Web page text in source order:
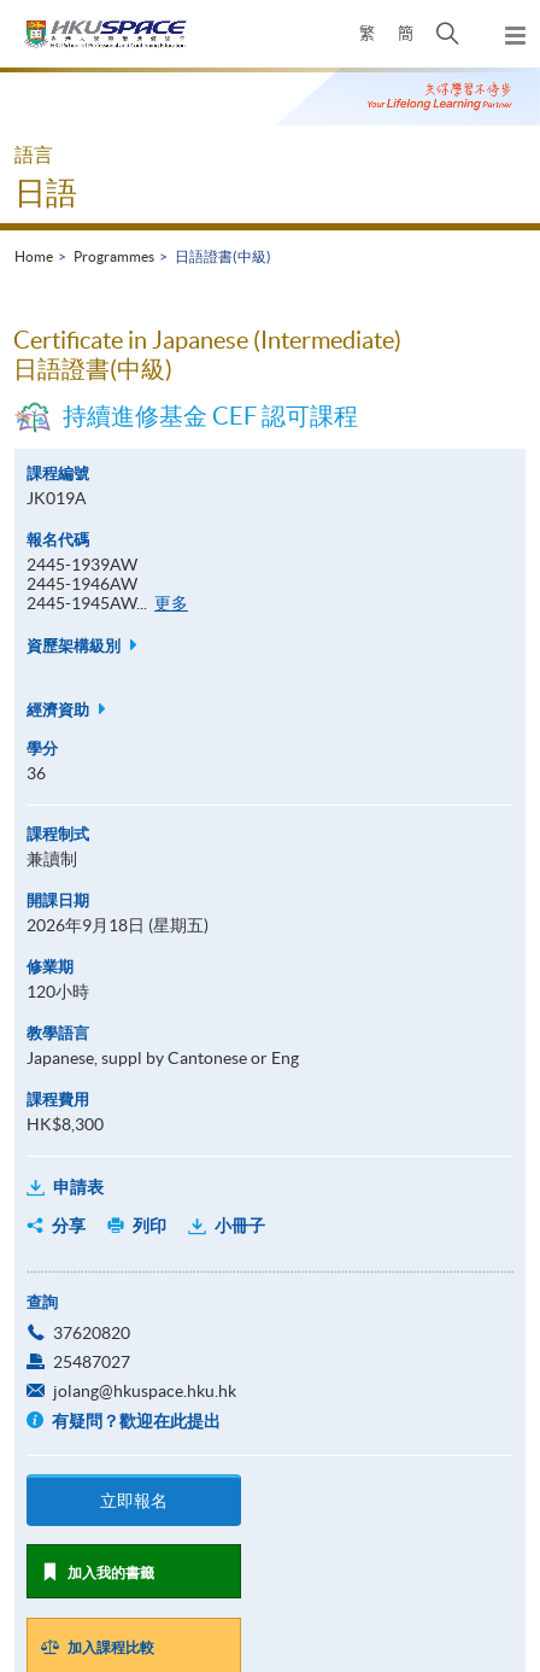
繁 簡
Open
search
panel
Main
語言
日語
Home Programmes 日語證書(中級)
Certificate in Japanese (Intermediate)
日語證書(中級)
持續進修基金 CEF 認可課程
課程編號
JK019A
報名代碼
2445-1939AW
2445-1946AW
2445-1945AW...
更多
資歷架構級別
經濟資助
學分
36
課程制式
兼讀制
開課日期
2026年9月18日 (星期五)
修業期
120小時
教學語言
Japanese, suppl by Cantonese or Eng
課程費用
HK$8,300
申請表
分享
列印 小冊子
查詢
37620820
25487027
jolang@hkuspace.hku.hk
有疑問？歡迎在此提出
立即報名
加入我的書籤
加入課程比較